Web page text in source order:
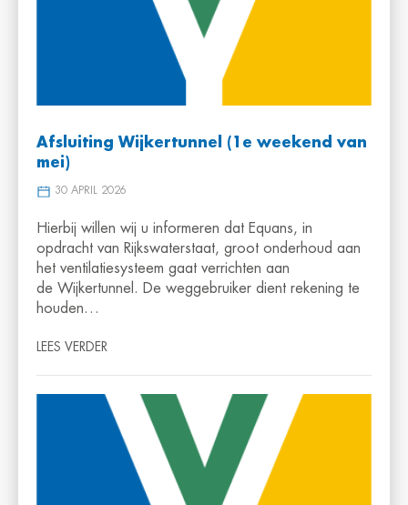
Afsluiting Wijkertunnel (1e weekend van
mei)
30 APRIL 2026
Hierbij willen wij u informeren dat Equans, in
opdracht van Rijkswaterstaat, groot onderhoud aan
het ventilatiesysteem gaat verrichten aan
de Wijkertunnel. De weggebruiker dient rekening te
houden…
LEES VERDER